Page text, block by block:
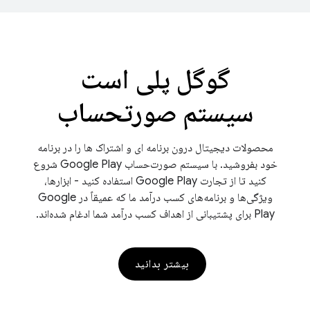
گوگل پلی است
سیستم صورتحساب
محصولات دیجیتال درون برنامه ای و اشتراک ها را در برنامه
خود بفروشید. با سیستم صورت‌حساب Google Play شروع
کنید تا از تجارت Google Play استفاده کنید - ابزارها،
ویژگی‌ها و برنامه‌های کسب درآمد ما که عمیقاً در Google
Play برای پشتیبانی از اهداف کسب درآمد شما ادغام شده‌اند.
بیشتر بدانید